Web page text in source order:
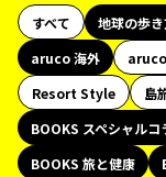
すべて 地球の歩
aruco 海外
Resort Style
島
BOOKS スペシャルコ
BOOKS 旅と健康